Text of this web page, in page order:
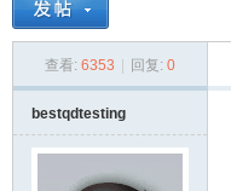
›
查看: 6353 回复: 0
bestqdtesting